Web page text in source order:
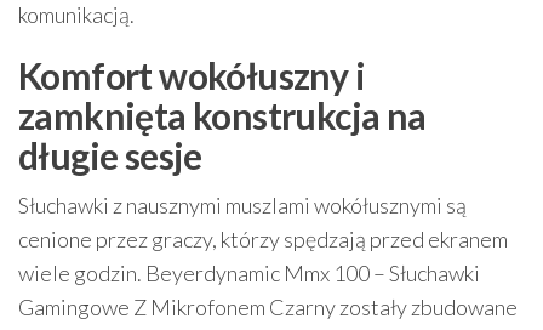
komunikacją.
Komfort wokółuszny i
zamknięta konstrukcja na
długie sesje
Słuchawki z nausznymi muszlami wokółusznymi są
cenione przez graczy, którzy spędzają przed ekranem
wiele godzin. Beyerdynamic Mmx 100 – Słuchawki
Gamingowe Z Mikrofonem Czarny zostały zbudowane